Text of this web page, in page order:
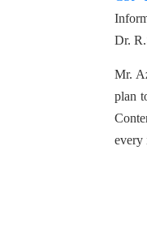
Dr.
Mr.
plan
every